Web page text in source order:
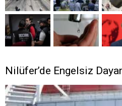
Nilüfer’de Engelsiz